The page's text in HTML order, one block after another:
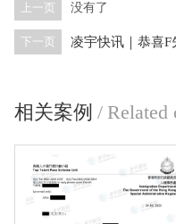
上一页 没有了
下一页 凌宇快讯｜恭喜F
相关案例 / Related